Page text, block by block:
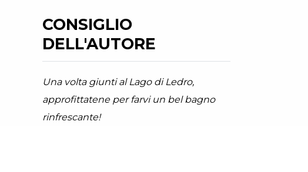
CONSIGLIO
DELL'AUTORE
Una volta giunti al Lago di Ledro,
approfittatene per farvi un bel bagno
rinfrescante!